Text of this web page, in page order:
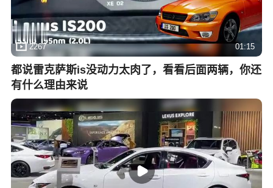
2267 01:15
都说雷克萨斯is没动力太肉了，看看后面两辆，你还
有什么理由来说